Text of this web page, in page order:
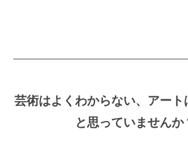
芸術はよくわからない、アート
と思っていませんか